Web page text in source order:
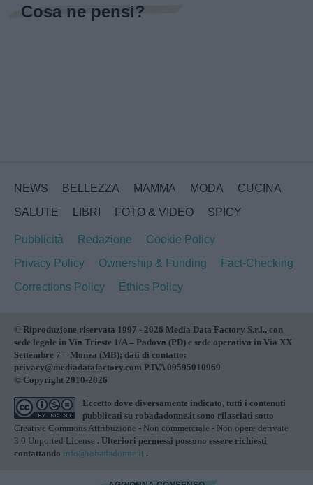
Cosa ne pensi?
NEWS BELLEZZA MAMMA MODA
CUCINA
SALUTE
LIBRI FOTO & VIDEO SPICY
Pubblicità Redazione
Cookie Policy
Privacy Policy
Ownership & Funding
Fact-Checking
Corrections Policy
Ethics Policy
© Riproduzione riservata 1997 - 2026 Media Data Factory S.r.l., con
sede legale in Via Trieste 1/A – Padova (PD) e sede operativa in Via XX
Settembre 7 – Monza (MB); dati di contatto:
privacy@mediadatafactory.com P.IVA 09595010969
© Copyright 2010-2026
Eccetto dove diversamente indicato, tutti i contenuti
pubblicati su robadadonne.it sono rilasciati sotto
Creative Commons Attribuzione - Non commerciale - Non opere derivate
3.0 Unported License . Ulteriori permessi possono essere richiesti
contattando info@robadadonne.it .